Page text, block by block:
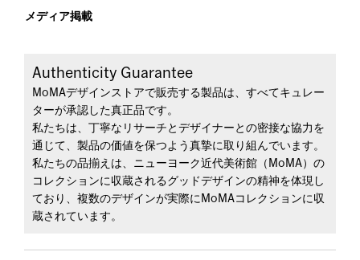
メディア掲載
Authenticity Guarantee
MoMAデザインストアで販売する製品は、すべてキュレー
ターが承認した真正品です。
私たちは、丁寧なリサーチとデザイナーとの密接な協力を
通じて、製品の価値を保つよう真摯に取り組んでいます。
私たちの品揃えは、ニューヨーク近代美術館（MoMA）の
コレクションに収蔵されるグッドデザインの精神を体現し
ており、複数のデザインが実際にMoMAコレクションに収
蔵されています。